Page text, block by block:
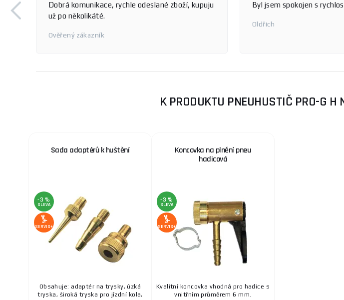
Dobrá komunikace, rychle odeslané zboží, kupuju
už po několikáté.
Ověřený zákazník
Byl jsem spokojen s
Oldřich
K PRODUKTU PNEUHUSTIČ PRO-G
Sada adaptérů k huštění
-3 %
SLEVA
SERVIS+
Obsahuje: adaptér na trysky, úzká
tryska, široká tryska pro jízdní kola,
Koncovka na plnění pneu
hadicová
-3 %
SLEVA
SERVIS+
Kvalitní koncovka vhodná pro hadice s
vnitřním průměrem 6 mm.